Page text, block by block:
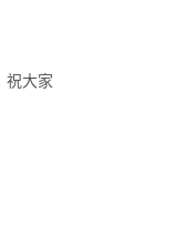
祝大家